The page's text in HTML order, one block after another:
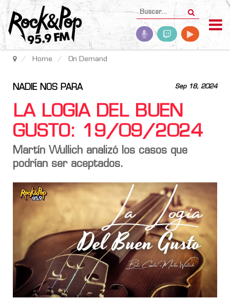
Home On Demand
Sep 18, 2024
NADIE NOS PARA
LA LOGIA DEL BUEN
GUSTO: 19/09/2024
Martín Wullich analizó los casos que
podrían ser aceptados.